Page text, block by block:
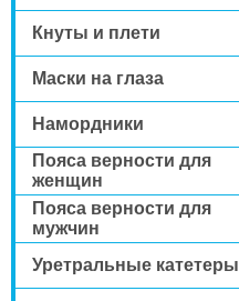
Кнуты и плети
Маски на глаза
Намордники
Пояса верности для
женщин
Пояса верности для
мужчин
Уретральные катетеры